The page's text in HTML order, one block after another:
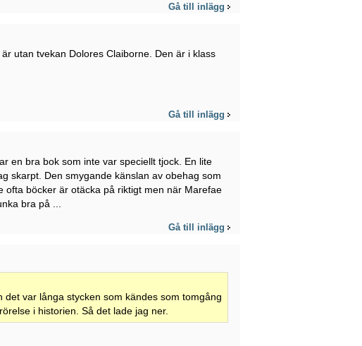
Gå till inlägg
utan tvekan Dolores Claiborne. Den är i klass
Gå till inlägg
en bra bok som inte var speciellt tjock. En lite
skarpt. Den smygande känslan av obehag som
ofta böcker är otäcka på riktigt men när Marefae
bra på ...
Gå till inlägg
det var långa stycken som kändes som tomgång
i historien. Så det lade jag ner.